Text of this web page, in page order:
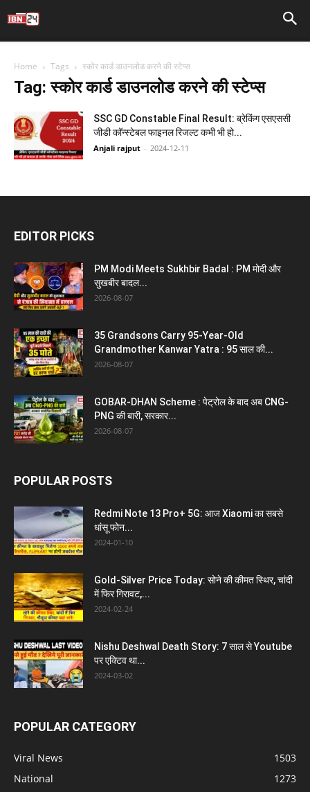
Home Tags स्कोर कार्ड डाउनलोड करने की स्टेप्स
Tag: स्कोर कार्ड डाउनलोड करने की स्टेप्स
SSC GD Constable Final Result: ब्रेकिंग एसएससी
जीडी कॉन्स्टेबल फाइनल रिजल्ट कभी भी हो...
Anjali rajput - 2024-12-11
EDITOR PICKS
PM Modi Meets Sukhbir Badal : PM मोदी और
सुखबीर बादल...
2026-08-07
35 Grandsons Carry 95-Year-Old
Grandmother Kanwar Yatra : 95 साल की...
2026-08-07
GOBAR-DHAN Scheme : पेट्रोल के बाद अब CNG-
PNG की बारी, सरकार...
2026-08-07
POPULAR POSTS
Redmi Note 13 Pro+ 5G: आज Xiaomi का सबसे
धांसू फोन...
2024-01-10
Gold-Silver Price Today: सोने की कीमत स्थिर, चांदी
में फिर गिरावट,...
2024-02-24
Nishu Deshwal Death Story: 7 साल से Youtube
पर एक्टिव था...
2024-03-02
POPULAR CATEGORY
Viral News
1503
National
1273